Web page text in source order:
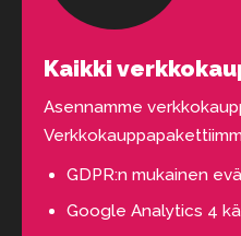
Kaikki
Asennamme
GDPR:n mukainen
Google Analytics 4